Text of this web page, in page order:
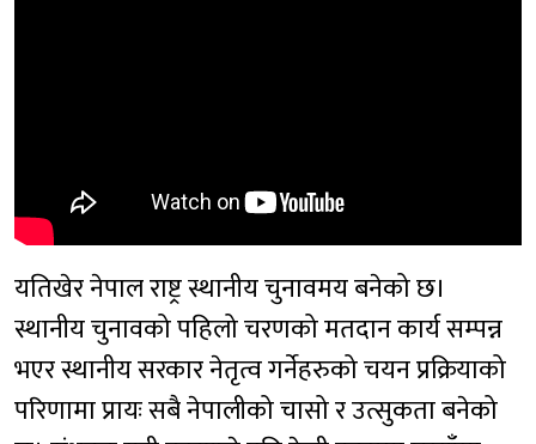
यतिखेर नेपाल राष्ट्र स्थानीय चुनावमय बनेको छ।
स्थानीय चुनावको पहिलो चरणको मतदान कार्य सम्पन्न
भएर स्थानीय सरकार नेतृत्व गर्नेहरुको चयन प्रक्रियाको
परिणामा प्रायः सबै नेपालीको चासो र उत्सुकता बनेको